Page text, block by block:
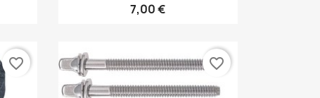
7,00 €
favorite_border favorite_border